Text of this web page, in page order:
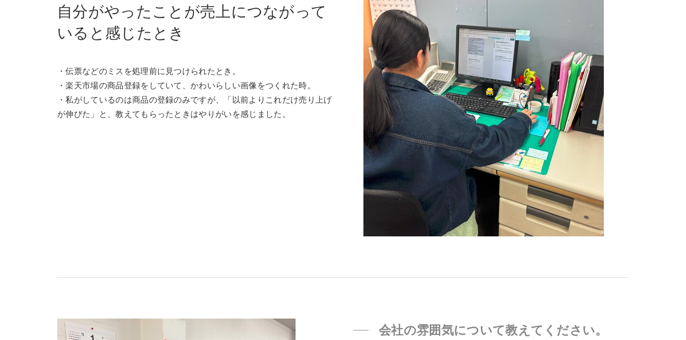
自分がやったことが売上につながって
いると感じたとき
・伝票などのミスを処理前に見つけられたとき。
・楽天市場の商品登録をしていて、かわいらしい画像をつくれた時。
・私がしているのは商品の登録のみですが、「以前よりこれだけ売り上げ
が伸びた」と、教えてもらったときはやりがいを感じました。
会社の雰囲気について教えてください。